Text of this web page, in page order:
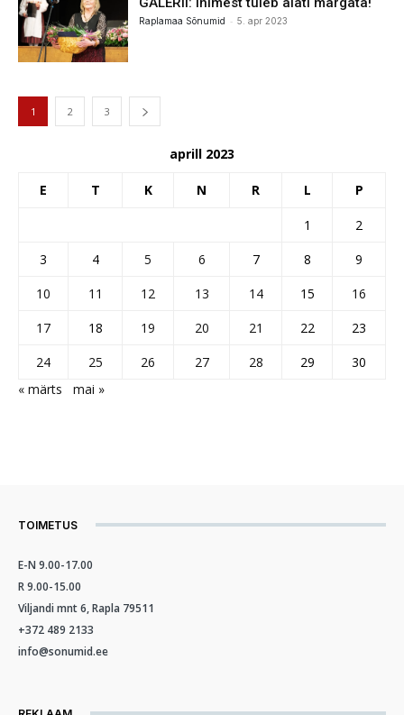
Raplamaa Sõnumid - 5. apr 2023
1 2 3
aprill 2023
E T K N R L P
1
2
3
4 5 6 7 8
9
10
11 12 13 14 15
16
17
18 19 20 21 22
23
24
25 26 27 28 29
30
« märts
mai »
TOIMETUS
E-N 9.00-17.00
R 9.00-15.00
Viljandi mnt 6, Rapla 79511
+372 489 2133
info@sonumid.ee